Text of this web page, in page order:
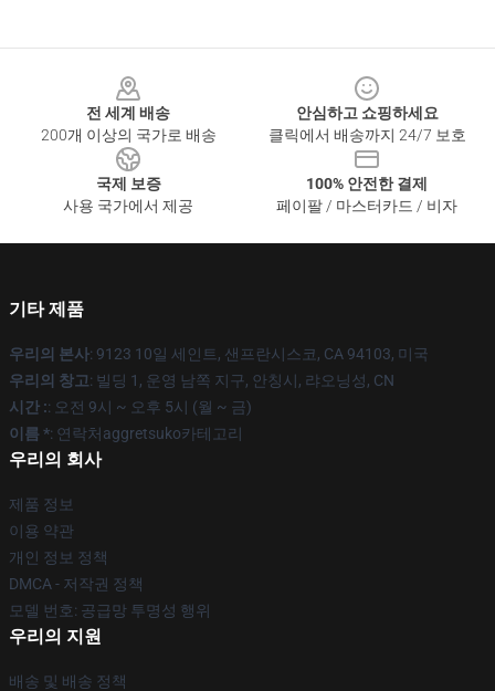
전 세계 배송
200개 이상의 국가로 배송
안심하고 쇼핑하세요
클릭에서 배송까지 24/7 보호
국제 보증
사용 국가에서 제공
100% 안전한 결제
페이팔 / 마스터카드 / 비자
기타 제품
우리의 본사: 9123 10일 세인트, 샌프란시스코, CA 94103, 미국
우리의 창고: 빌딩 1, 운영 남쪽 지구, 안칭시, 랴오닝성, CN
시간 :: 오전 9시 ~ 오후 5시 (월 ~ 금)
이름 *: 연락처aggretsuko카테고리
우리의 회사
제품 정보
이용 약관
개인 정보 정책
DMCA - 저작권 정책
모델 번호: 공급망 투명성 행위
우리의 지원
배송 및 배송 정책